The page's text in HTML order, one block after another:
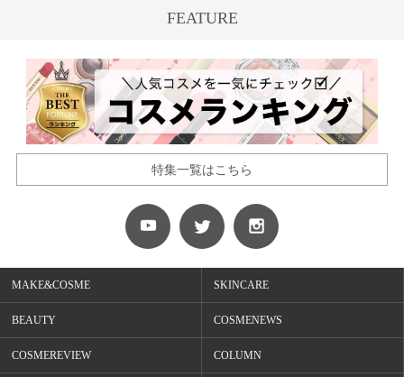
FEATURE
特集一覧はこちら
MAKE&COSME SKINCARE
BEAUTY COSMENEWS
COSMEREVIEW COLUMN